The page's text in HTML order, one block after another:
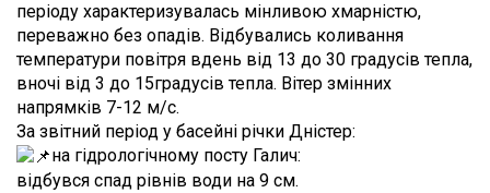
періоду характеризувалась мінливою хмарністю,
переважно без опадів. Відбувались коливання
температури повітря вдень від 13 до 30 градусів тепла,
вночі від 3 до 15градусів тепла. Вітер змінних
напрямків 7-12 м/с.
За звітний період у басейні річки Дністер:
на гідрологічному посту Галич:
відбувся спад рівнів води на 9 см.